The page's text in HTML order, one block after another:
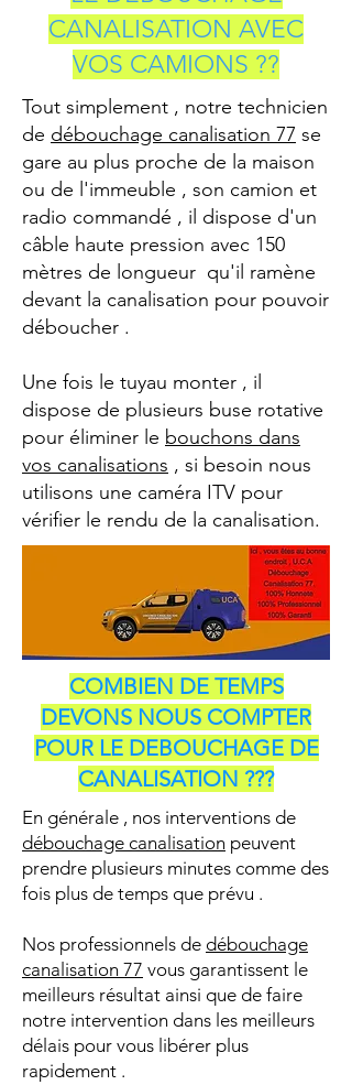
CANALISATION AVEC
VOS CAMIONS ??
Tout simplement , notre technicien
de débouchage canalisation 77 se
gare au plus proche de la maison
ou de l'immeuble , son camion et
radio commandé , il dispose d'un
câble haute pression avec 150
mètres de longueur qu'il ramène
devant la canalisation pour pouvoir
déboucher .
Une fois le tuyau monter , il
dispose de plusieurs buse rotative
pour éliminer le bouchons dans
vos canalisations , si besoin nous
utilisons une caméra ITV pour
vérifier le rendu de la canalisation.
COMBIEN DE TEMPS
DEVONS NOUS COMPTER
POUR LE DEBOUCHAGE DE
CANALISATION ???
En générale , nos interventions de
débouchage canalisation peuvent
prendre plusieurs minutes comme des
fois plus de temps que prévu .
Nos professionnels de débouchage
canalisation 77 vous garantissent le
meilleurs résultat ainsi que de faire
notre intervention dans les meilleurs
délais pour vous libérer plus
rapidement .